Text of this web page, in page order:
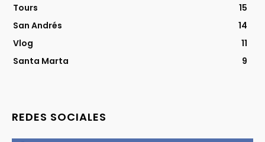
Tours
15
San Andrés
14
Vlog
11
Santa Marta
9
REDES SOCIALES